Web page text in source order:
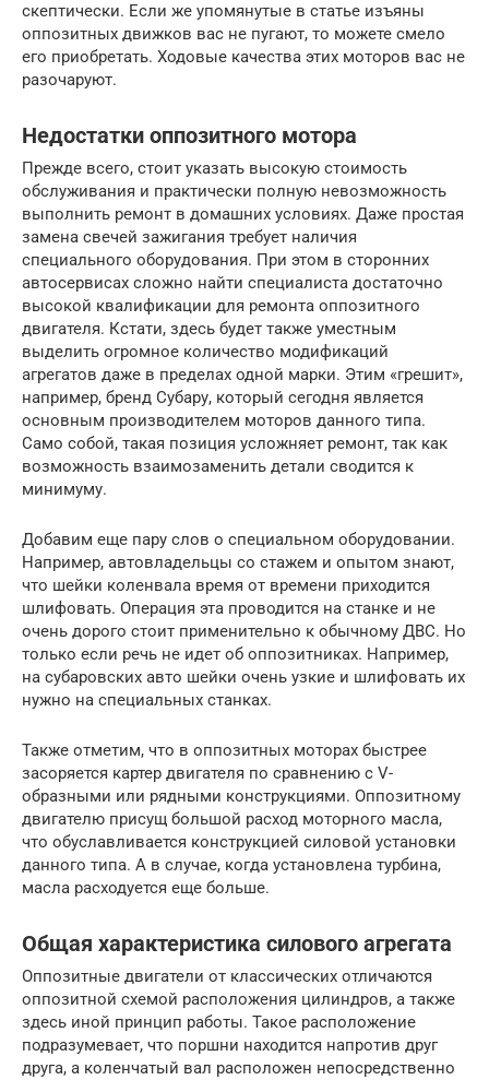
скептически. Если же упомянутые в статье изъяны
оппозитных движков вас не пугают, то можете смело
его приобретать. Ходовые качества этих моторов вас не
разочаруют.
Недостатки оппозитного мотора
Прежде всего, стоит указать высокую стоимость
обслуживания и практически полную невозможность
выполнить ремонт в домашних условиях. Даже простая
замена свечей зажигания требует наличия
специального оборудования. При этом в сторонних
автосервисах сложно найти специалиста достаточно
высокой квалификации для ремонта оппозитного
двигателя. Кстати, здесь будет также уместным
выделить огромное количество модификаций
агрегатов даже в пределах одной марки. Этим «грешит»,
например, бренд Субару, который сегодня является
основным производителем моторов данного типа.
Само собой, такая позиция усложняет ремонт, так как
возможность взаимозаменить детали сводится к
минимуму.
Добавим еще пару слов о специальном оборудовании.
Например, автовладельцы со стажем и опытом знают,
что шейки коленвала время от времени приходится
шлифовать. Операция эта проводится на станке и не
очень дорого стоит применительно к обычному ДВС. Но
только если речь не идет об оппозитниках. Например,
на субаровских авто шейки очень узкие и шлифовать их
нужно на специальных станках.
Также отметим, что в оппозитных моторах быстрее
засоряется картер двигателя по сравнению с V-
образными или рядными конструкциями. Оппозитному
двигателю присущ большой расход моторного масла,
что обуславливается конструкцией силовой установки
данного типа. А в случае, когда установлена турбина,
масла расходуется еще больше.
Общая характеристика силового агрегата
Оппозитные двигатели от классических отличаются
оппозитной схемой расположения цилиндров, а также
здесь иной принцип работы. Такое расположение
подразумевает, что поршни находится напротив друг
друга, а коленчатый вал расположен непосредственно